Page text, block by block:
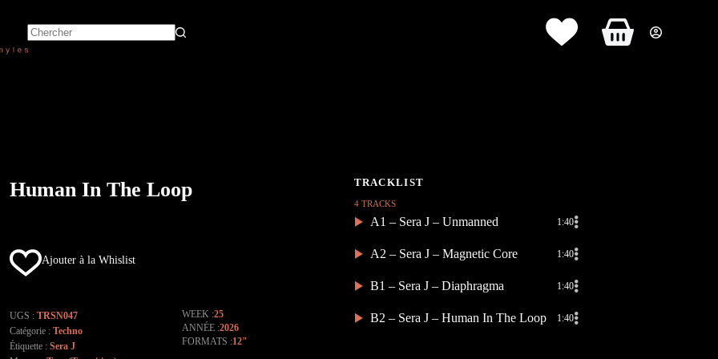
Panier
Human In The Loop
Ajouter à la Whislist
UGS : TRSN047
Catégorie : Techno
Étiquette : Sera J
WEEK 25
ANNÉE 2026
FORMATS 12"
4 TRACKS
A1 – Sera J – Unmanned 1:40
A2 – Sera J – Magnetic Core 1:40
B1 – Sera J – Diaphragma 1:40
B2 – Sera J – Human In The Loop 1:40